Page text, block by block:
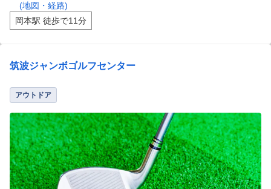
(地図・経路)
岡本駅 徒歩で11分
筑波ジャンボゴルフセンター
アウトドア